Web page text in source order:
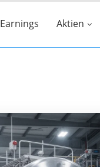
Earnings Aktien